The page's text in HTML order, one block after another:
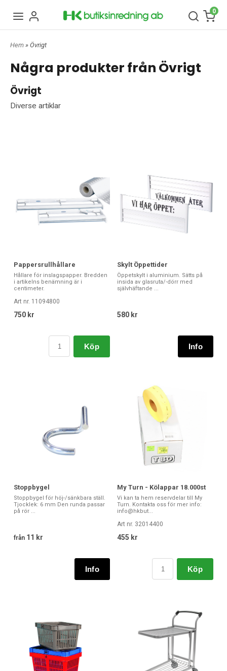
0
Hem » Övrigt
Några produkter från Övrigt
Övrigt
Diverse artiklar
Pappersrullhållare
Hållare för inslagspapper. Bredden
i artikelns benämning är i
centimeter.
Art nr. 11094800
750 kr
Köp
Skylt Öppettider
Öppetskylt i aluminium. Sätts på
insida av glasruta/-dörr med
självhäftande ...
580 kr
Stoppbygel
Stoppbygel för höj-/sänkbara ställ.
Tjocklek: 6 mm Den runda passar
på rör ...
från 11 kr
My Turn - Kölappar 18.000st
Vi kan ta hem reservdelar till My
Turn. Kontakta oss för mer info:
info@hkbut...
Art nr. 32014400
455 kr
Köp